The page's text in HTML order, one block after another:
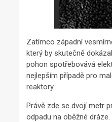
Zatímco západní
který by skutečně
pohon spotřebovává
nejlepším případě pro
reaktory.
Právě zde se dvojí metr
odpadu na oběžné